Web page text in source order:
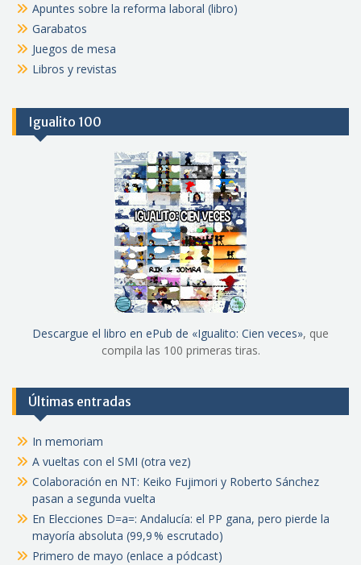
Apuntes sobre la reforma laboral (libro)
Garabatos
Juegos de mesa
Libros y revistas
Igualito 100
Descargue el libro en ePub de «Igualito: Cien veces», que
compila las 100 primeras tiras.
Últimas entradas
In memoriam
A vueltas con el SMI (otra vez)
Colaboración en NT: Keiko Fujimori y Roberto Sánchez
pasan a segunda vuelta
En Elecciones D=a=: Andalucía: el PP gana, pero pierde la
mayoría absoluta (99,9 % escrutado)
Primero de mayo (enlace a pódcast)